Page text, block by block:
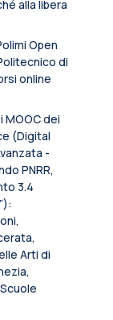
alla libera
Open
di
online
MOOC dei
(Digital
-
PNRR,
3.4
Arti di